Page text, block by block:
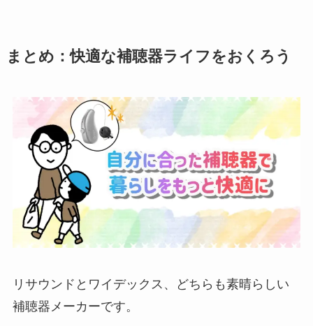
まとめ：快適な補聴器ライフをおくろう
リサウンドとワイデックス、どちらも素晴らしい
補聴器メーカーです。